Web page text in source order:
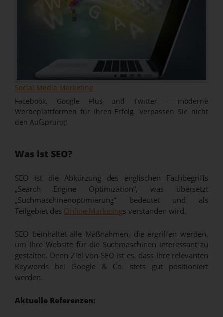
Social Media Marketing
Facebook, Google Plus und Twitter - moderne
Werbeplattformen für Ihren Erfolg. Verpassen Sie nicht
den Aufsprung!
Was ist SEO?
SEO ist die Abkürzung des englischen Fachbegriffs
„Search Engine Optimization“, was übersetzt
„Suchmaschinenoptimierung“ bedeutet und als
Teilgebiet des Online Marketings verstanden wird.
SEO beinhaltet alle Maßnahmen, die ergriffen werden,
um Ihre Website für die Suchmaschinen interessant zu
gestalten. Denn Ziel von SEO ist es, dass Ihre relevanten
Keywords bei Google & Co. stets gut positioniert
werden.
Aktuelle Referenzen: